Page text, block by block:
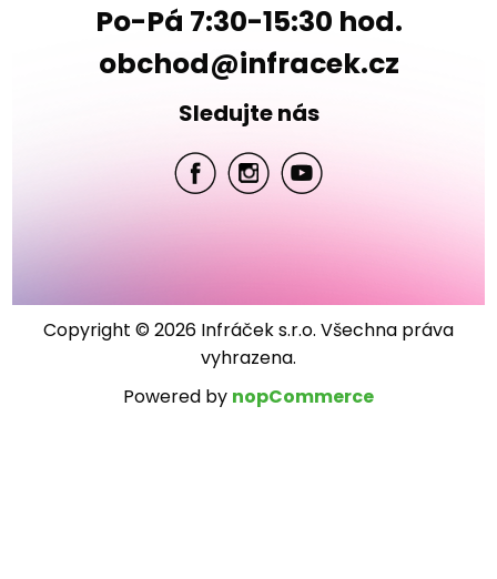
Po-Pá 7:30-15:30 hod.
obchod@infracek.cz
Sledujte nás
Copyright © 2026 Infráček s.r.o. Všechna práva
vyhrazena.
Powered by nopCommerce